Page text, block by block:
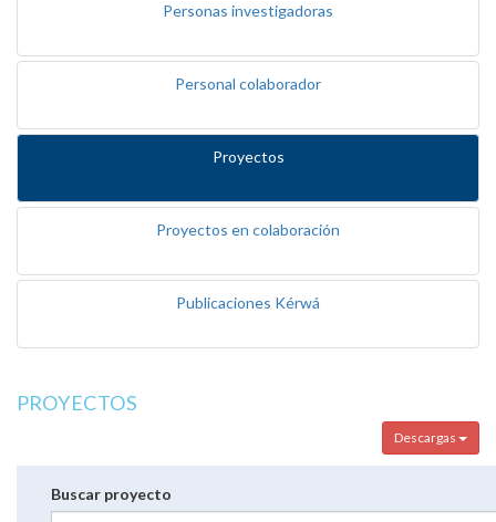
Personas investigadoras
Personal colaborador
Proyectos
Proyectos en colaboración
Publicaciones Kérwá
PROYECTOS
Descargas
Buscar proyecto